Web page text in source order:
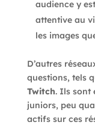
audience y
attentive au
les images
D’autres
questions, tels
Twitch. Ils sont
juniors, peu
actifs sur ces